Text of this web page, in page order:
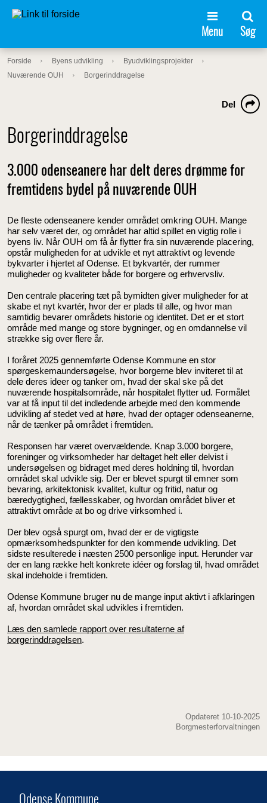
Menu Søg
Forside Byens udvikling
Byudviklingsprojekter
Nuværende OUH
Borgerinddragelse
Borgerinddragelse
Del
3.000 odenseanere har delt deres drømme for
fremtidens bydel på nuværende OUH
De fleste odenseanere kender området omkring OUH. Mange
har selv været der, og området har altid spillet en vigtig rolle i
byens liv. Når OUH om få år flytter fra sin nuværende placering,
opstår muligheden for at udvikle et nyt attraktivt og levende
bykvarter i hjertet af Odense. Et bykvartér, der rummer
muligheder og kvaliteter både for borgere og erhvervsliv.
Den centrale placering tæt på bymidten giver muligheder for at
skabe et nyt kvartér, hvor der er plads til alle, og hvor man
samtidig bevarer områdets historie og identitet. Det er et stort
område med mange og store bygninger, og en omdannelse vil
strække sig over flere år.
I foråret 2025 gennemførte Odense Kommune en stor
spørgeskemaundersøgelse, hvor borgerne blev inviteret til at
dele deres ideer og tanker om, hvad der skal ske på det
nuværende hospitalsområde, når hospitalet flytter ud. Formålet
var at få input til det indledende arbejde med den kommende
udvikling af stedet ved at høre, hvad der optager odenseanerne,
når de tænker på området i fremtiden.
Responsen har været overvældende. Knap 3.000 borgere,
foreninger og virksomheder har deltaget helt eller delvist i
undersøgelsen og bidraget med deres holdning til, hvordan
området skal udvikle sig. Der er blevet spurgt til emner som
bevaring, arkitektonisk kvalitet, kultur og fritid, natur og
bæredygtighed, fællesskaber, og hvordan området bliver et
attraktivt område at bo og drive virksomhed i.
Der blev også spurgt om, hvad der er de vigtigste
opmærksomhedspunkter for den kommende udvikling. Det
sidste resulterede i næsten 2500 personlige input. Herunder var
der en lang række helt konkrete idéer og forslag til, hvad området
skal indeholde i fremtiden.
Odense Kommune bruger nu de mange input aktivt i afklaringen
af, hvordan området skal udvikles i fremtiden.
Læs den samlede rapport over resultaterne af
borgerinddragelsen.
Opdateret 10-10-2025
Borgmesterforvaltningen
Odense Kommune